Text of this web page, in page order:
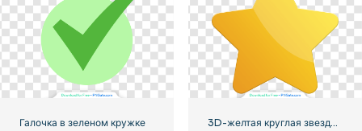
Галочка в зеленом кружке 3D-желтая круглая звезда с бликами